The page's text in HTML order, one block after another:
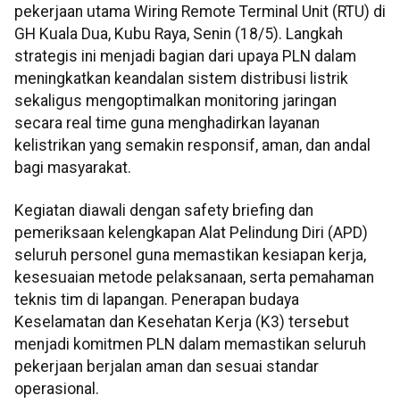
pekerjaan utama Wiring Remote Terminal Unit (RTU) di
GH Kuala Dua, Kubu Raya, Senin (18/5). Langkah
strategis ini menjadi bagian dari upaya PLN dalam
meningkatkan keandalan sistem distribusi listrik
sekaligus mengoptimalkan monitoring jaringan
secara real time guna menghadirkan layanan
kelistrikan yang semakin responsif, aman, dan andal
bagi masyarakat.
Kegiatan diawali dengan safety briefing dan
pemeriksaan kelengkapan Alat Pelindung Diri (APD)
seluruh personel guna memastikan kesiapan kerja,
kesesuaian metode pelaksanaan, serta pemahaman
teknis tim di lapangan. Penerapan budaya
Keselamatan dan Kesehatan Kerja (K3) tersebut
menjadi komitmen PLN dalam memastikan seluruh
pekerjaan berjalan aman dan sesuai standar
operasional.